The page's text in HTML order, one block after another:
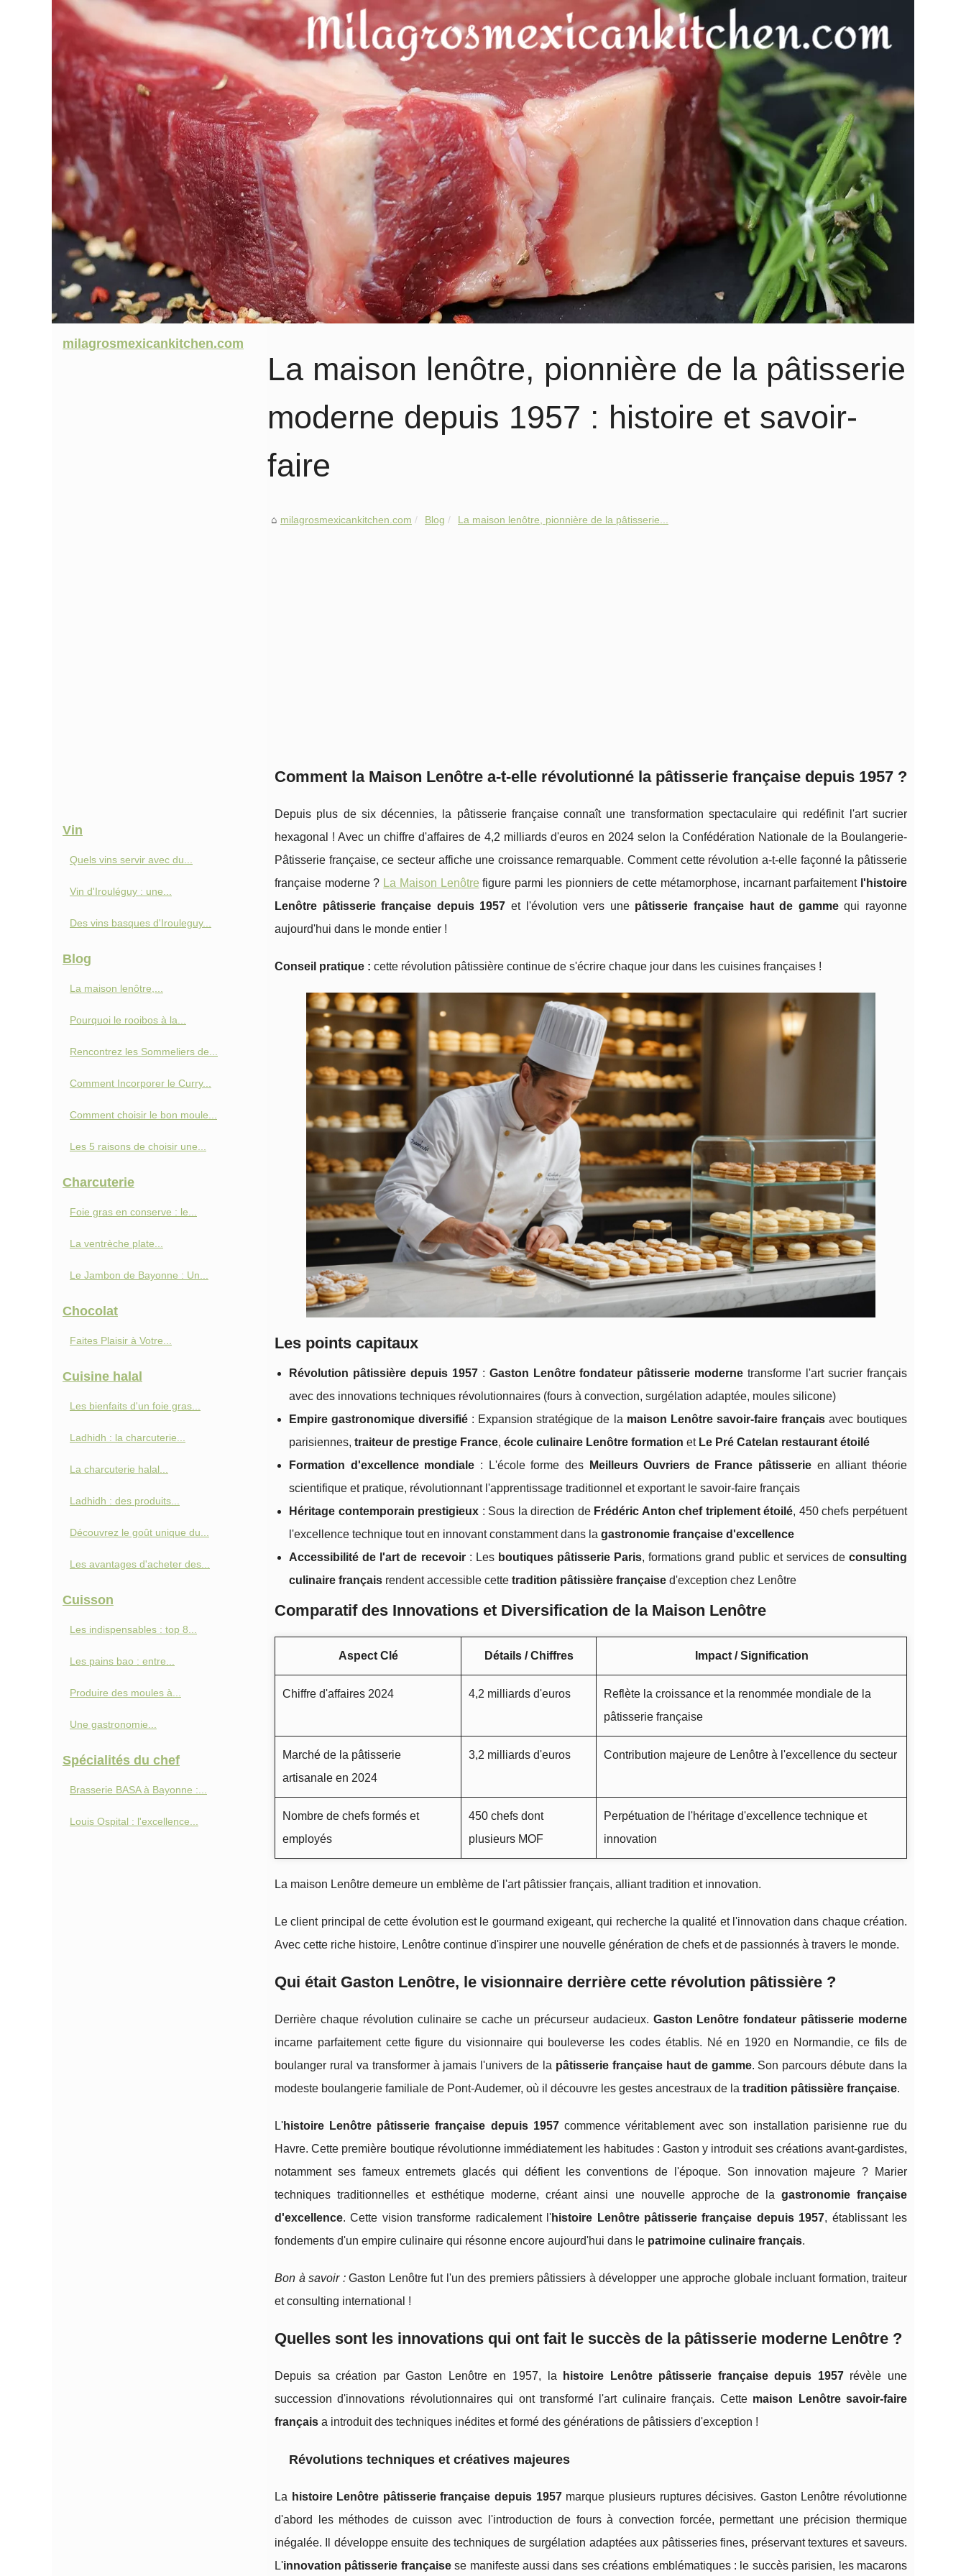
La maison lenôtre, pionnière de la pâtisserie
moderne depuis 1957 : histoire et savoir-
faire
milagrosmexicankitchen.com Blog La maison lenôtre, pionnière de la pâtisserie...
Comment la Maison Lenôtre a-t-elle révolutionné la pâtisserie française depuis 1957 ?
Depuis plus de six décennies, la pâtisserie française connaît une transformation spectaculaire qui redéfinit l'art sucrier
hexagonal ! Avec un chiffre d'affaires de 4,2 milliards d'euros en 2024 selon la Confédération Nationale de la Boulangerie-
Pâtisserie française, ce secteur affiche une croissance remarquable. Comment cette révolution a-t-elle façonné la pâtisserie
française moderne ? La Maison Lenôtre figure parmi les pionniers de cette métamorphose, incarnant parfaitement l'histoire
Lenôtre pâtisserie française depuis 1957 et l'évolution vers une pâtisserie française haut de gammequi rayonne
aujourd'hui dans le monde entier !
Conseil pratique : cette révolution pâtissière continue de s'écrire chaque jour dans les cuisines françaises !
Les points capitaux
Révolution pâtissière depuis 1957: Gaston Lenôtre fondateur pâtisserie moderne transforme l'art sucrier français
avec des innovations techniques révolutionnaires (fours à convection, surgélation adaptée, moules silicone)
Empire gastronomique diversifié : Expansion stratégique de la maison Lenôtre savoir-faire françaisavec boutiques
parisiennes, traiteur de prestige France, école culinaire Lenôtre formation et Le Pré Catelan restaurant étoilé
Formation d'excellence mondiale : L'école forme des Meilleurs Ouvriers de France pâtisserie en alliant théorie
scientifique et pratique, révolutionnant l'apprentissage traditionnel et exportant le savoir-faire français
Héritage contemporain prestigieux : Sous la direction de Frédéric Anton chef triplement étoilé, 450 chefs perpétuent
l'excellence technique tout en innovant constamment dans la gastronomie française d'excellence
Accessibilité de l'art de recevoir: Les boutiques pâtisserie Paris, formations grand public et services de consulting
culinaire français rendent accessible cette tradition pâtissière française d'exception chez Lenôtre
Comparatif des Innovations et Diversification de la Maison Lenôtre
Aspect Clé Détails / Chiffres Impact / Signification
Chiffre d'affaires 2024 4,2 milliards d'euros
Reflète la croissance et la renommée mondiale de la
pâtisserie française
Marché de la pâtisserie
artisanale en 2024
3,2 milliards d'euros Contribution majeure de Lenôtre à l'excellence du secteur
Nombre de chefs formés et
employés
450 chefs dont
plusieurs MOF
Perpétuation de l'héritage d'excellence technique et
innovation
La maison Lenôtre demeure un emblème de l'art pâtissier français, alliant tradition et innovation.
Le client principal de cette évolution est le gourmand exigeant, qui recherche la qualité et l'innovation dans chaque création.
Avec cette riche histoire, Lenôtre continue d'inspirer une nouvelle génération de chefs et de passionnés à travers le monde.
Qui était Gaston Lenôtre, le visionnaire derrière cette révolution pâtissière ?
Derrière chaque révolution culinaire se cache un précurseur audacieux. Gaston Lenôtre fondateur pâtisserie moderne
incarne parfaitement cette figure du visionnaire qui bouleverse les codes établis. Né en 1920 en Normandie, ce fils de
boulanger rural va transformer à jamais l'univers de la pâtisserie française haut de gamme. Son parcours débute dans la
modeste boulangerie familiale de Pont-Audemer, où il découvre les gestes ancestraux de la tradition pâtissière française.
L'histoire Lenôtre pâtisserie française depuis 1957commence véritablement avec son installation parisienne rue du
Havre. Cette première boutique révolutionne immédiatement les habitudes : Gaston y introduit ses créations avant-gardistes,
notamment ses fameux entremets glacés qui défient les conventions de l'époque. Son innovation majeure ? Marier
techniques traditionnelles et esthétique moderne, créant ainsi une nouvelle approche de la gastronomie française
d'excellence. Cette vision transforme radicalement l'histoire Lenôtre pâtisserie française depuis 1957, établissant les
fondements d'un empire culinaire qui résonne encore aujourd'hui dans le patrimoine culinaire français.
Bon à savoir :Gaston Lenôtre fut l'un des premiers pâtissiers à développer une approche globale incluant formation, traiteur
et consulting international !
Quelles sont les innovations qui ont fait le succès de la pâtisserie moderne Lenôtre ?
Depuis sa création par Gaston Lenôtre en 1957, la histoire Lenôtre pâtisserie française depuis 1957révèle une
succession d'innovations révolutionnaires qui ont transformé l'art culinaire français. Cette maison Lenôtre savoir-faire
français a introduit des techniques inédites et formé des générations de pâtissiers d'exception !
Révolutions techniques et créatives majeures
La histoire Lenôtre pâtisserie française depuis 1957marque plusieurs ruptures décisives. Gaston Lenôtre révolutionne
d'abord les méthodes de cuisson avec l'introduction de fours à convection forcée, permettant une précision thermique
inégalée. Il développe ensuite des techniques de surgélation adaptées aux pâtisseries fines, préservant textures et saveurs.
L'innovation pâtisserie françaisese manifeste aussi dans ses créations emblématiques : le succès parisien, les macarons
milagrosmexicankitchen.com
Vin
Quels vins servir avec du...
Vin d'Irouléguy : une...
Des vins basques d'Irouleguy...
Blog
La maison lenôtre,...
Pourquoi le rooibos à la...
Rencontrez les Sommeliers de...
Comment Incorporer le Curry...
Comment choisir le bon moule...
Les 5 raisons de choisir une...
Charcuterie
Foie gras en conserve : le...
La ventrèche plate...
Le Jambon de Bayonne : Un...
Chocolat
Faites Plaisir à Votre...
Cuisine halal
Les bienfaits d'un foie gras...
Ladhidh : la charcuterie...
La charcuterie halal...
Ladhidh : des produits...
Découvrez le goût unique du...
Les avantages d'acheter des...
Cuisson
Les indispensables : top 8...
Les pains bao : entre...
Produire des moules à...
Une gastronomie...
Spécialités du chef
Brasserie BASA à Bayonne :...
Louis Ospital : l'excellence...